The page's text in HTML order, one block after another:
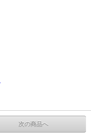
次の商品へ